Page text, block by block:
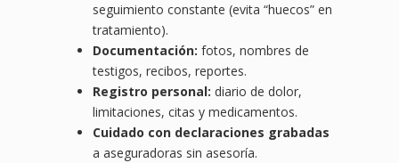
seguimiento constante (evita “huecos” en
tratamiento).
Documentación: fotos, nombres de
testigos, recibos, reportes.
Registro personal: diario de dolor,
limitaciones, citas y medicamentos.
Cuidado con declaraciones grabadas
a aseguradoras sin asesoría.